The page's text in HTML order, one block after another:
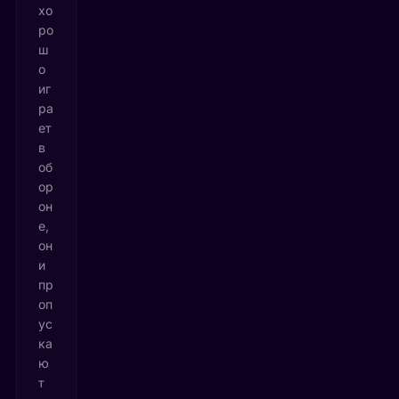
хо
ро
ш
о
иг
ра
ет
в
об
ор
он
е,
он
и
пр
оп
ус
ка
ю
т